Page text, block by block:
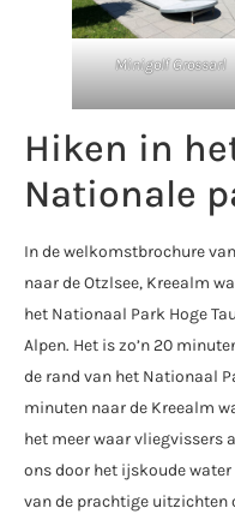
Minigolf Grossarl
Hiken in
Nationale
In de welkomstbrochure
naar de Otzlsee, Kreealm
het Nationaal Park Hoge
Alpen. Het is zo’n 20
de rand van het Nationaal
minuten naar de Kreealm
het meer waar vliegvissers
ons door het ijskoude
van de prachtige uitzichten